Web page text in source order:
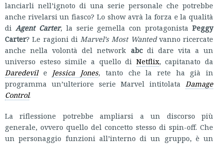
lanciarli nell’ignoto di una serie personale che potrebbe
anche rivelarsi un fiasco? Lo show avrà la forza e la qualità
di Agent Carter, la serie gemella con protagonista Peggy
Carter? Le ragioni di Marvel’s Most Wantedvanno ricercate
anche nella volontà del network abcdi dare vita a un
universo esteso simile a quello di Netflix, capitanato da
Daredevile Jessica Jones, tanto che la rete ha già in
programma un’ulteriore serie Marvel intitolata Damage
Control.
La riflessione potrebbe ampliarsi a un discorso più
generale, ovvero quello del concetto stesso di spin-off. Che
un personaggio funzioni all’interno di un gruppo, è un